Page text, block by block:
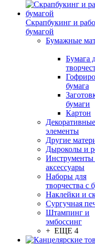
Скрапбукинг и
бумагой
Бумажные
Бумага
бумага
бумаги
Картон
Декоративные
элементы
Другие
Дыроколы и
Инструменты
аксессуары
Наборы для
творчества с
Наклейки и
Сургучная
Штампинг и
эмбоссинг
+ ЕЩЕ 4